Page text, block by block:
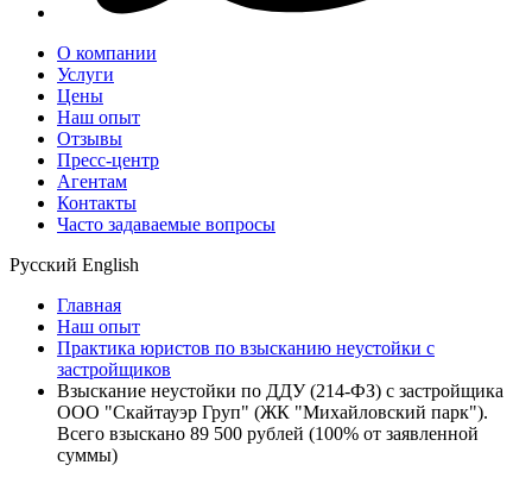
О компании
Услуги
Цены
Наш опыт
Отзывы
Пресс-центр
Агентам
Контакты
Часто задаваемые вопросы
Русский English
Главная
Наш опыт
Практика юристов по взысканию неустойки с
застройщиков
Взыскание неустойки по ДДУ (214-ФЗ) с застройщика
ООО "Скайтауэр Груп" (ЖК "Михайловский парк").
Всего взыскано 89 500 рублей (100% от заявленной
суммы)